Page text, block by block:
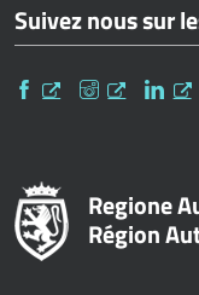
Suivez nous sur
FacebookInstagram
Regione
Région